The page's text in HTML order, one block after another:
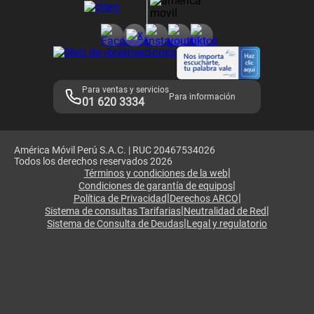
Adquirientes iPhone 6, 6S y SE
Mensaje de Seguridad
Términos y Condiciones de Tienda Claro
Libro de Reclamaciones
Para ventas y servicios
01 620 3334 Para información
América Móvil Perú S.A.C. | RUC 20467534026
Todos los derechos reservados 2026
Términos y condiciones de la web|
Condiciones de garantía de equipos|
Política de Privacidad|Derechos ARCO|
Sistema de consultas Tarifarias|Neutralidad de Red|
Sistema de Consulta de Deudas|Legal y regulatorio